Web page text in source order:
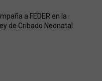
a FEDER en la
de Cribado Neonatal